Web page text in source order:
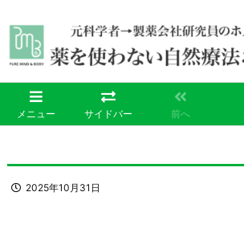
メニュー サイドバー 前へ
2025年10月31日